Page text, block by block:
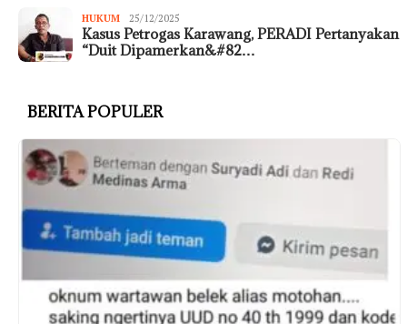
HUKUM 25/12/2025
Kasus Petrogas Karawang, PERADI Pertanyakan
“Duit Dipamerkan&#82…
BERITA POPULER